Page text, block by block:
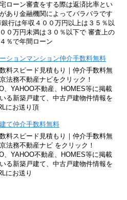
ローン審査をする際は返済比率とい
あり金融機関によってバラバラです
行は年収４００万円以上は３５％以
０万円未満は３０％以下で 審査上の
％で年間ローン
ションマンション仲介手数料無料
料スピード見積もり｜仲介手数料無
法務不動産ナビをクリック！
、YAHOO不動産、HOMES等に掲載
る新築戸建て、中古戸建物件情報を
にお送り頂
て仲介手数料無料
料スピード見積もり｜仲介手数料無
法務不動産ナビ をクリック！
、YAHOO不動産、HOMES等に掲載
る新築戸建て、中古戸建物件情報を
にお送り